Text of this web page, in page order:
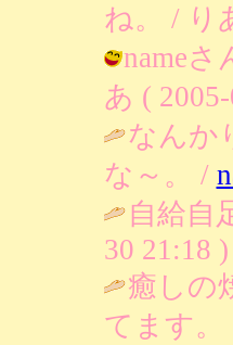
ね。 / り
name
あ (
なんか
な～。 /
自給自
30 21:18 )
癒しの
てます。